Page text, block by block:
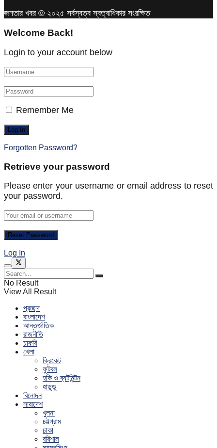
জনতার খবর © ২০২৫ সর্বস্বত্ব স্বত্বাধিকার সংরক্ষিত
Welcome Back!
Login to your account below
Remember Me
Forgotten Password?
Retrieve your password
Please enter your username or email address to reset
your password.
Log In
No Result
View All Result
প্রচ্ছদ
বাংলাদেশ
আন্তর্জাতিক
রাজনীতি
চাকরি
খেলা
ক্রিকেট
ফুটবল
হকি ও ব্যটমিন্টন
হাডুডু
বিনোদন
সারাদেশ
খুলনা
চট্টগ্রাম
ঢাকা
বরিশাল